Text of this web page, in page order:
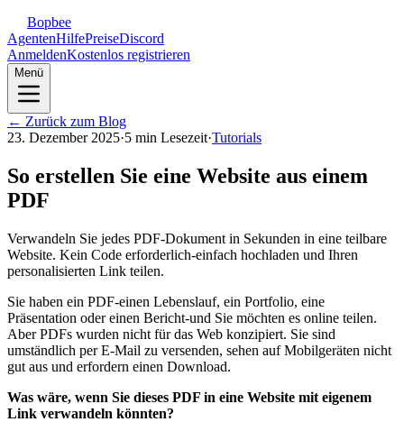
Bopbee
AgentenHilfePreiseDiscord
AnmeldenKostenlos registrieren
Menü
← Zurück zum Blog
23. Dezember 2025·5 min Lesezeit·Tutorials
So erstellen Sie eine Website aus einem
PDF
Verwandeln Sie jedes PDF-Dokument in Sekunden in eine teilbare
Website. Kein Code erforderlich-einfach hochladen und Ihren
personalisierten Link teilen.
Sie haben ein PDF-einen Lebenslauf, ein Portfolio, eine
Präsentation oder einen Bericht-und Sie möchten es online teilen.
Aber PDFs wurden nicht für das Web konzipiert. Sie sind
umständlich per E-Mail zu versenden, sehen auf Mobilgeräten nicht
gut aus und erfordern einen Download.
Was wäre, wenn Sie dieses PDF in eine Website mit eigenem
Link verwandeln könnten?